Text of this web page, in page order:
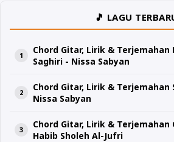
🎵 LAGU
Chord Gitar, Lirik & Terjemahan
Saghiri - Nissa Sabyan
Chord Gitar, Lirik & Terjemahan
Nissa Sabyan
Chord Gitar, Lirik & Terjemahan
Habib Sholeh Al-Jufri